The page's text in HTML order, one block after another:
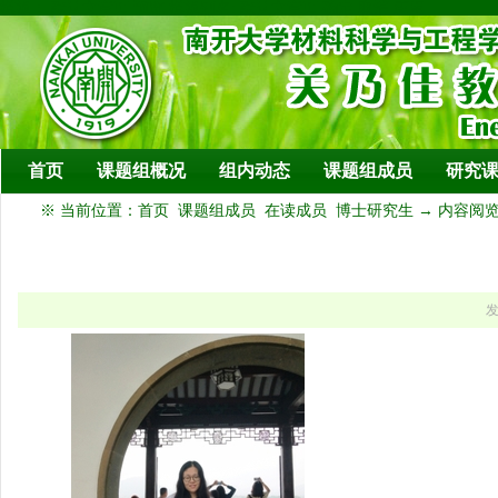
首页 课题组概况 组内动态 课题组成员 研究
※ 当前位置： 首页 课题组成员 在读成员 博士研究生 → 内容阅